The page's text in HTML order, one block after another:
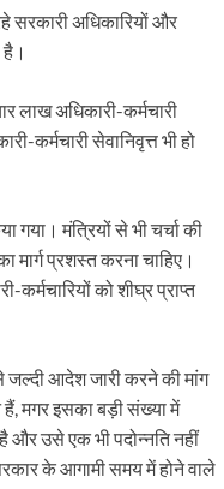
सरकारी अधिकारियों और
है।
लाख अधिकारी-कर्मचारी
कर्मचारी सेवानिवृत्त भी हो
गया। मंत्रियों से भी चर्चा की
मार्ग प्रशस्त करना चाहिए।
को शीघ्र प्राप्त
जल्दी आदेश जारी करने की मांग
हैं, मगर इसका बड़ी संख्या में
है और उसे एक भी पदोन्नति नहीं
के आगामी समय में होने वाले